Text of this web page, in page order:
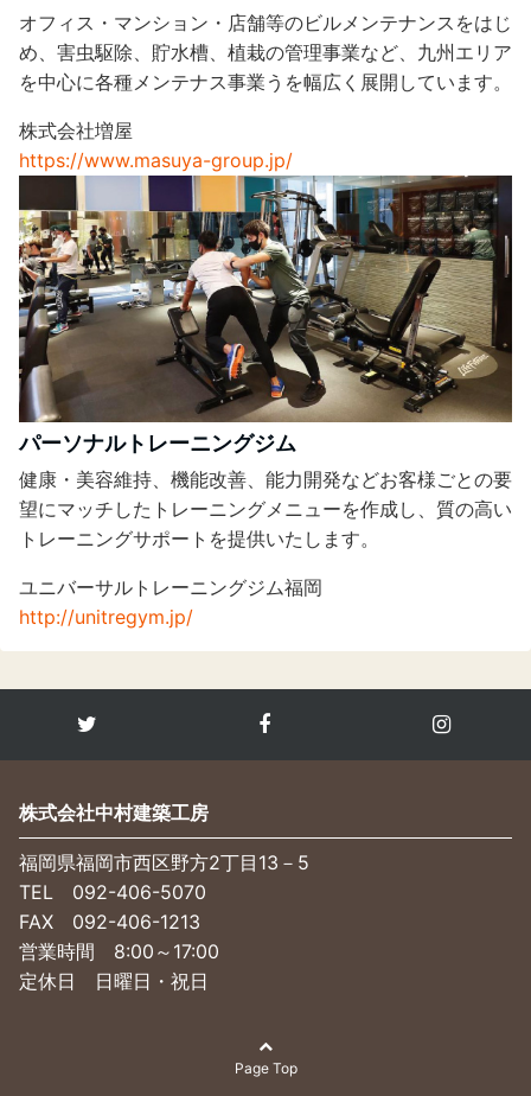
オフィス・マンション・店舗等のビルメンテナンスをはじ
め、害虫駆除、貯水槽、植栽の管理事業など、九州エリア
を中心に各種メンテナス事業うを幅広く展開しています。
株式会社増屋
https://www.masuya-group.jp/
パーソナルトレーニングジム
健康・美容維持、機能改善、能力開発などお客様ごとの要
望にマッチしたトレーニングメニューを作成し、質の高い
トレーニングサポートを提供いたします。
ユニバーサルトレーニングジム福岡
http://unitregym.jp/
株式会社中村建築工房
福岡県福岡市西区野方2丁目13－5
TEL 092-406-5070
FAX 092-406-1213
営業時間 8:00～17:00
定休日 日曜日・祝日
Page Top